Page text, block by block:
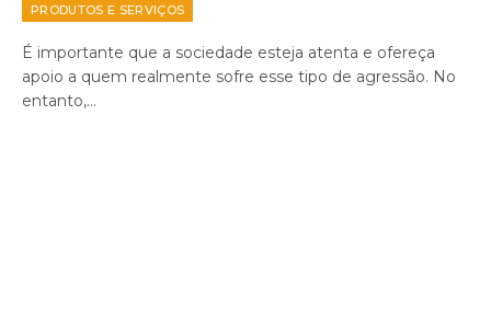
PRODUTOS E SERVIÇOS
É importante que a sociedade esteja atenta e ofereça
apoio a quem realmente sofre esse tipo de agressão. No
entanto,…